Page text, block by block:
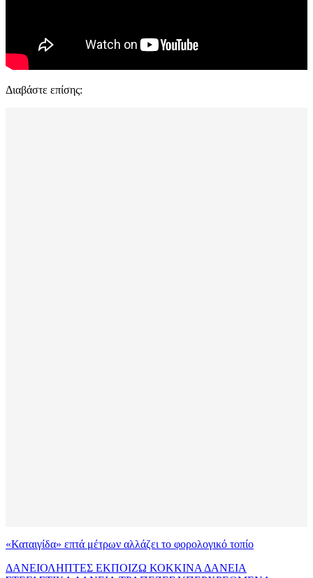
Διαβάστε επίσης:
«Καταιγίδα» επτά μέτρων αλλάζει το φορολογικό τοπίο
ΔΑΝΕΙΟΛΗΠΤΕΣ ΕΚΠΟΙΖΩ ΚΟΚΚΙΝΑ ΔΑΝΕΙΑ